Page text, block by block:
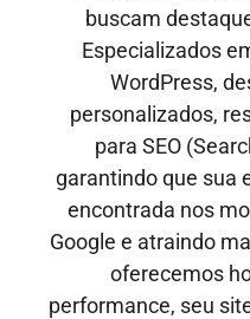
buscam
Especializados
WordPress,
personalizados,
para SEO
garantindo que sua
encontrada nos
Google e atraindo
oferecemos
performance, seu